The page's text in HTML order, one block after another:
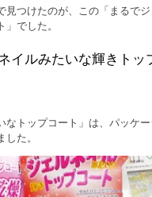
見つけたのが、この「まるで
でした。
イルみたいな輝きトッ
なトップコート」は、パッケ
た。